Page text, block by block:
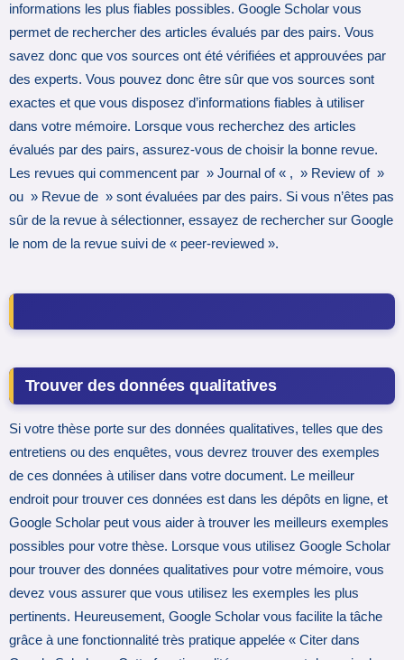
informations les plus fiables possibles. Google Scholar vous
permet de rechercher des articles évalués par des pairs. Vous
savez donc que vos sources ont été vérifiées et approuvées par
des experts. Vous pouvez donc être sûr que vos sources sont
exactes et que vous disposez d’informations fiables à utiliser
dans votre mémoire. Lorsque vous recherchez des articles
évalués par des pairs, assurez-vous de choisir la bonne revue.
Les revues qui commencent par » Journal of « , » Review of »
ou » Revue de » sont évaluées par des pairs. Si vous n’êtes pas
sûr de la revue à sélectionner, essayez de rechercher sur Google
le nom de la revue suivi de « peer-reviewed ».
Trouver des données qualitatives
Si votre thèse porte sur des données qualitatives, telles que des
entretiens ou des enquêtes, vous devrez trouver des exemples
de ces données à utiliser dans votre document. Le meilleur
endroit pour trouver ces données est dans les dépôts en ligne, et
Google Scholar peut vous aider à trouver les meilleurs exemples
possibles pour votre thèse. Lorsque vous utilisez Google Scholar
pour trouver des données qualitatives pour votre mémoire, vous
devez vous assurer que vous utilisez les exemples les plus
pertinents. Heureusement, Google Scholar vous facilite la tâche
grâce à une fonctionnalité très pratique appelée « Citer dans